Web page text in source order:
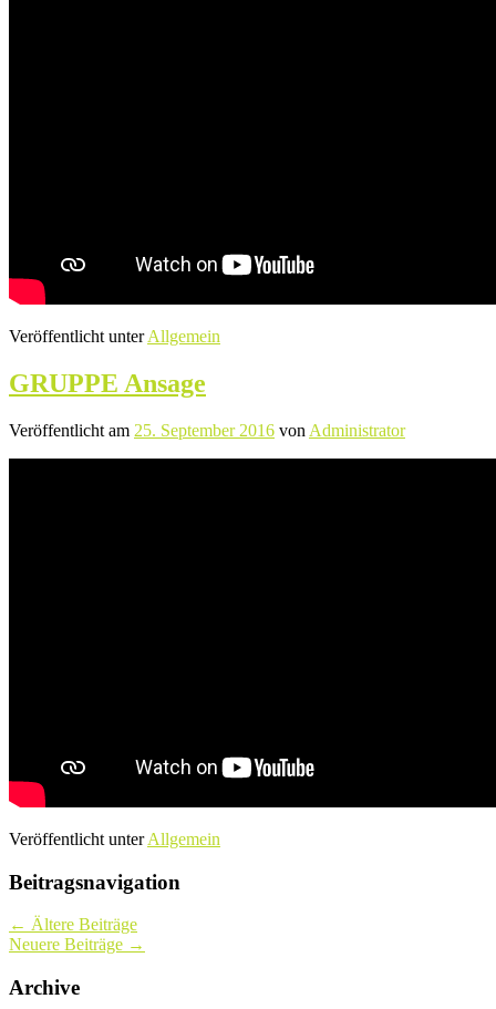
Veröffentlicht unter Allgemein
GRUPPE Ansage
Veröffentlicht am 25. September 2016 von Administrator
Veröffentlicht unter Allgemein
Beitragsnavigation
← Ältere Beiträge
Neuere Beiträge →
Archive